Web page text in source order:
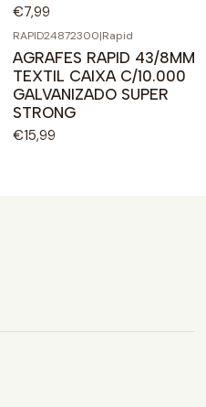
€7,99
RAPID24872300|Rapid
AGRAFES RAPID 43/8MM
TEXTIL CAIXA C/10.000
GALVANIZADO SUPER
STRONG
€15,99